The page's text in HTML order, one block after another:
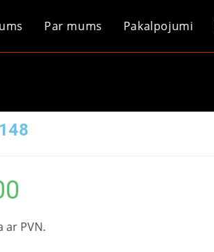
Par mums Pakalpojumi
ar PVN.